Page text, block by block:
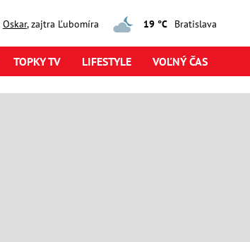
Oskar, zajtra Ľubomíra 19 °C
TOPKY TV LIFESTYLE VOĽNÝ ČAS